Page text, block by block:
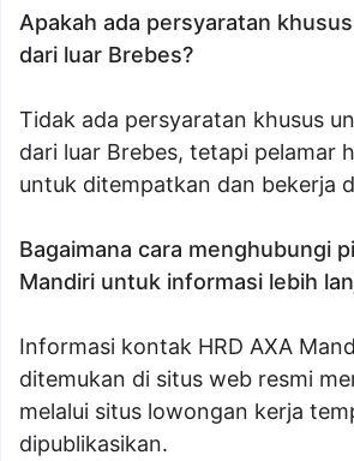
Apakah ada persyaratan
dari luar Brebes?
Tidak ada persyaratan khusus
dari luar Brebes, tetapi pelamar
untuk ditempatkan dan bekerja
Bagaimana cara menghubungi
Mandiri untuk informasi lebih
Informasi kontak HRD AXA
ditemukan di situs web resmi
melalui situs lowongan kerja
dipublikasikan.